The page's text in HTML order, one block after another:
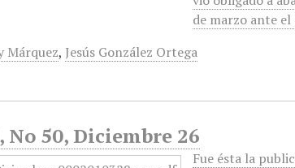
de marzo ante
Márquez, Jesús González Ortega
50, Diciembre 26
Fue ésta la